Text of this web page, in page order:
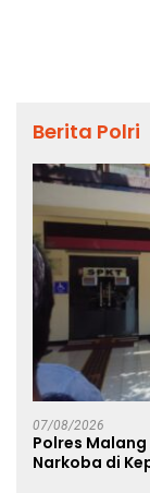
Berita Polri
07/08/2026
Polres
Narkoba di